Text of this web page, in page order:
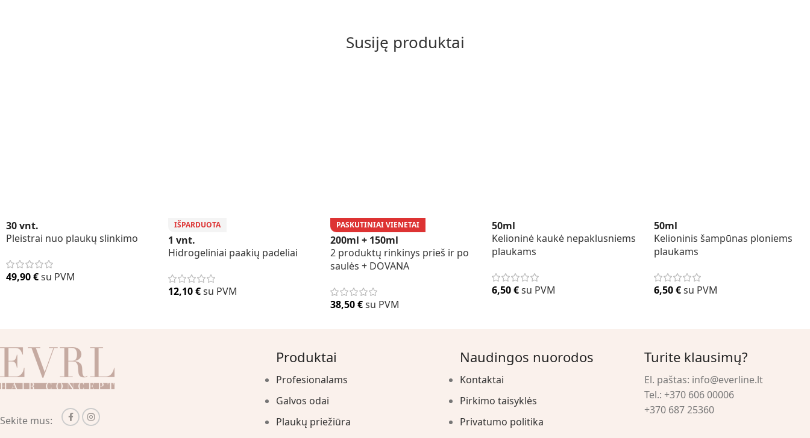
Susiję produktai
30 vnt.
Pleistrai nuo plaukų slinkimo
49,90€su PVM
IŠPARDUOTA
1 vnt.
Hidrogeliniai paakių padeliai
12,10€su PVM
PASKUTINIAI VIENETAI
200ml + 150ml
2 produktų rinkinys prieš ir po
saulės + DOVANA
38,50€ su PVM
50ml
Kelioninė kaukė nepaklusniems
plaukams
6,50€su PVM
50ml
Kelioninis šampūnas ploniems
plaukams
6,50€su PVM
Sekite mus:
Produktai
Profesionalams
Galvos odai
Plaukų priežiūra
Naudingos nuorodos
Kontaktai
Pirkimo taisyklės
Privatumo politika
Turite klausimų?
El. paštas: info@everline.lt
Tel.: +370 606 00006
+370 687 25360